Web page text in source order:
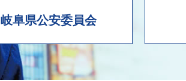
岐阜県公安委員会